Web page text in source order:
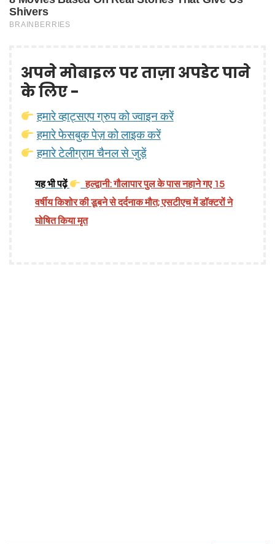
अपने मोबाइल पर ताज़ा अपडेट पाने
के लिए -
हमारे व्हाट्सएप ग्रुप को ज्वाइन करें
हमारे फेसबुक पेज़ को लाइक करें
हमारे टेलीग्राम चैनल से जुड़ें
यह भी पढ़ें
हल्द्वानी: गौलापार पुल के पास नहाने गए 15
वर्षीय किशोर की डूबने से दर्दनाक मौत; एसटीएच में डॉक्टरों ने
घोषित किया मृत